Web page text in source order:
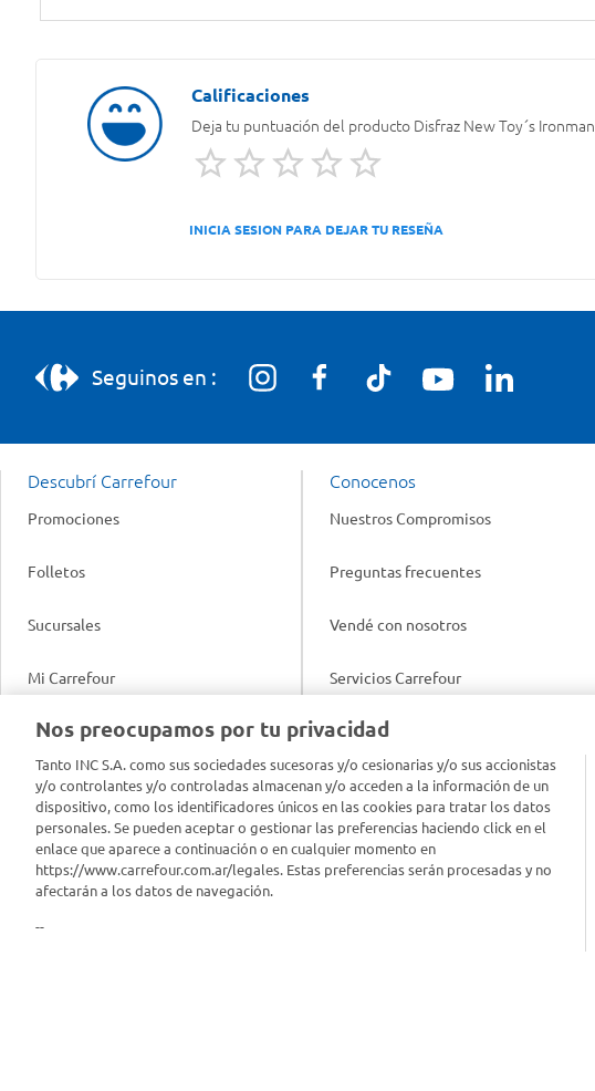
Deja tu puntuación del producto Disfraz New Toy´s Ironman
INICIA SESION PARA DEJAR TU RESEÑA
Seguinos en :
Descubrí Carrefour
Promociones
Folletos
Sucursales
Mi Carrefour
Productos Carrefour
Tarjeta Mi Carrefour
Panel Carrefour
Puntos Verdes
Conocenos
Nuestros Compromisos
Preguntas frecuentes
Vendé con nosotros
Servicios Carrefour
Info útil
Tasas de interés
Contacto
Nos preocupamos por tu privacidad
Tanto INC S.A. como sus sociedades sucesoras y/o cesionarias y/o sus accionistas
y/o controlantes y/o controladas almacenan y/o acceden a la información de un
dispositivo, como los identificadores únicos en las cookies para tratar los datos
personales. Se pueden aceptar o gestionar las preferencias haciendo click en el
enlace que aparece a continuación o en cualquier momento en
https://www.carrefour.com.ar/legales. Estas preferencias serán procesadas y no
afectarán a los datos de navegación.
--